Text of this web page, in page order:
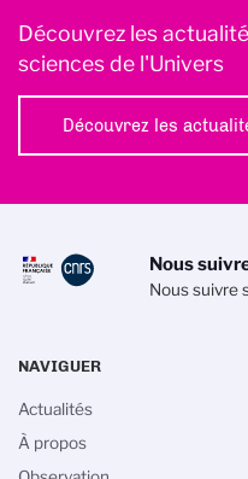
Découvrez les
sciences de l'Univers
Découvrez les
Nous
Nous suivre
NAVIGUER
Actualités
À propos